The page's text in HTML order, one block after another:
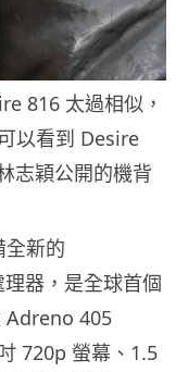
816 太過相似，
以看到 Desire
志穎公開的機背
新的
器，是全球首個
Adreno 405
720p 螢幕、1.5